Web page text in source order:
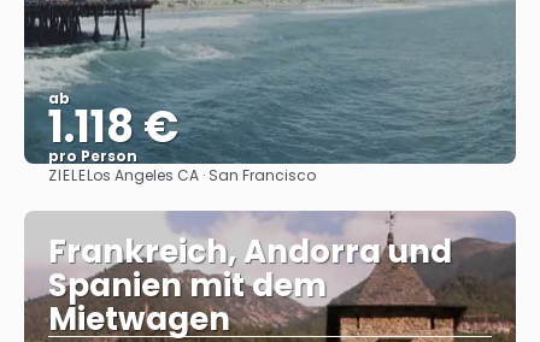
ab
1.118 €
pro Person
Sehen
ZIELELos Angeles CA · San Francisco
Frankreich, Andorra und
Spanien mit dem
Mietwagen